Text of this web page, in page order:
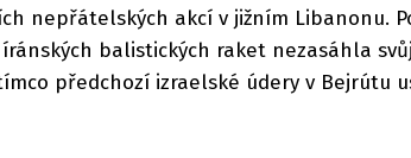
nepřátelských akcí v jižním Libanonu.
balistických raket nezasáhla
předchozí izraelské údery v Bejrútu